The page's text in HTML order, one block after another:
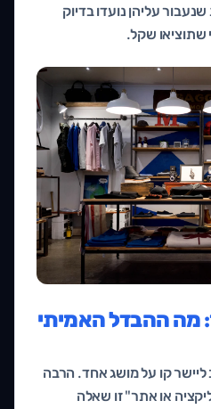
עליהן נועדו בדיוק
שתוציאו שקל.
מה ההבדל האמיתי
קו על מושג אחד. הרבה
או אתר" זו שאלה